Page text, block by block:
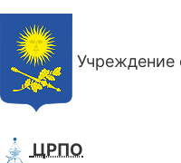
Учреждение
ЦРПО